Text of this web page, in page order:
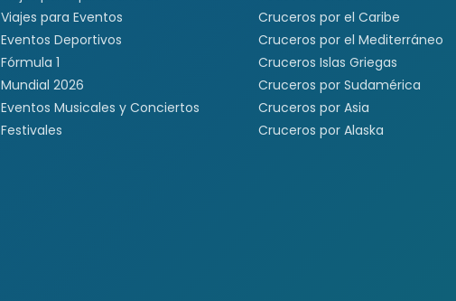
Viajes para Eventos
Eventos Deportivos
Fórmula 1
Mundial 2026
Eventos Musicales y Conciertos
Festivales
Cruceros por el Caribe
Cruceros por el Mediterráneo
Cruceros Islas Griegas
Cruceros por Sudamérica
Cruceros por Asia
Cruceros por Alaska